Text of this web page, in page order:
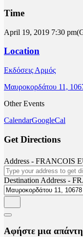
Time
April 19, 2019 7:30 pm
Location
Εκδόσεις Αρμός
Μαυροκορδάτου 11,
Other Events
CalendarGoogleCal
Get Directions
Address -
Destination Address -
Αφήστε μια